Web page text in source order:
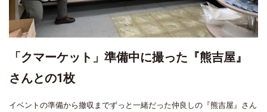
「クマーケット」準備中に撮った『熊吉屋』
さんとの1枚
イベントの準備から撤収までずっと一緒だった仲良しの『熊吉屋』さん